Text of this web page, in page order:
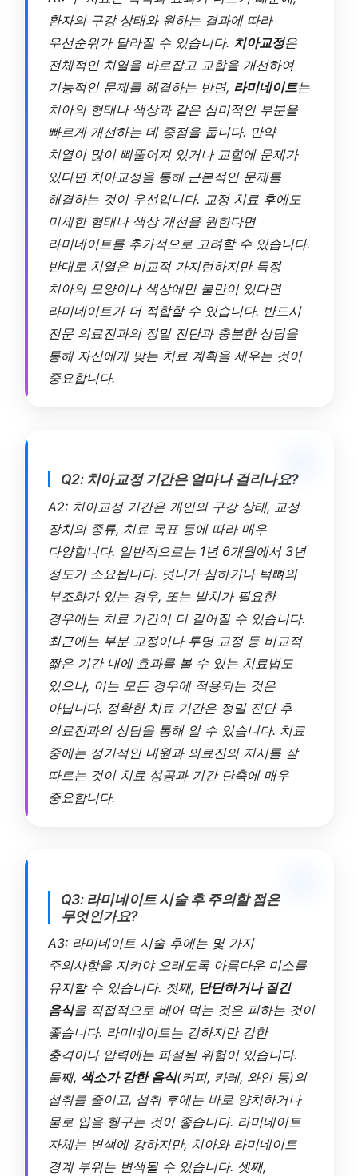
환자의 구강 상태와 원하는 결과에 따라
우선순위가 달라질 수 있습니다. 치아교정은
전체적인 치열을 바로잡고 교합을 개선하여
기능적인 문제를 해결하는 반면, 라미네이트는
치아의 형태나 색상과 같은 심미적인 부분을
빠르게 개선하는 데 중점을 둡니다. 만약
치열이 많이 삐뚤어져 있거나 교합에 문제가
있다면 치아교정을 통해 근본적인 문제를
해결하는 것이 우선입니다. 교정 치료 후에도
미세한 형태나 색상 개선을 원한다면
라미네이트를 추가적으로 고려할 수 있습니다.
반대로 치열은 비교적 가지런하지만 특정
치아의 모양이나 색상에만 불만이 있다면
라미네이트가 더 적합할 수 있습니다. 반드시
전문 의료진과의 정밀 진단과 충분한 상담을
통해 자신에게 맞는 치료 계획을 세우는 것이
중요합니다.
Q2: 치아교정 기간은 얼마나 걸리나요?
A2: 치아교정 기간은 개인의 구강 상태, 교정
장치의 종류, 치료 목표 등에 따라 매우
다양합니다. 일반적으로는 1년 6개월에서 3년
정도가 소요됩니다. 덧니가 심하거나 턱뼈의
부조화가 있는 경우, 또는 발치가 필요한
경우에는 치료 기간이 더 길어질 수 있습니다.
최근에는 부분 교정이나 투명 교정 등 비교적
짧은 기간 내에 효과를 볼 수 있는 치료법도
있으나, 이는 모든 경우에 적용되는 것은
아닙니다. 정확한 치료 기간은 정밀 진단 후
의료진과의 상담을 통해 알 수 있습니다. 치료
중에는 정기적인 내원과 의료진의 지시를 잘
따르는 것이 치료 성공과 기간 단축에 매우
중요합니다.
Q3: 라미네이트 시술 후 주의할 점은
무엇인가요?
A3: 라미네이트 시술 후에는 몇 가지
주의사항을 지켜야 오래도록 아름다운 미소를
유지할 수 있습니다. 첫째, 단단하거나 질긴
음식을 직접적으로 베어 먹는 것은 피하는 것이
좋습니다. 라미네이트는 강하지만 강한
충격이나 압력에는 파절될 위험이 있습니다.
둘째, 색소가 강한 음식(커피, 카레, 와인 등)의
섭취를 줄이고, 섭취 후에는 바로 양치하거나
물로 입을 헹구는 것이 좋습니다. 라미네이트
자체는 변색에 강하지만, 치아와 라미네이트
경계 부위는 변색될 수 있습니다. 셋째,